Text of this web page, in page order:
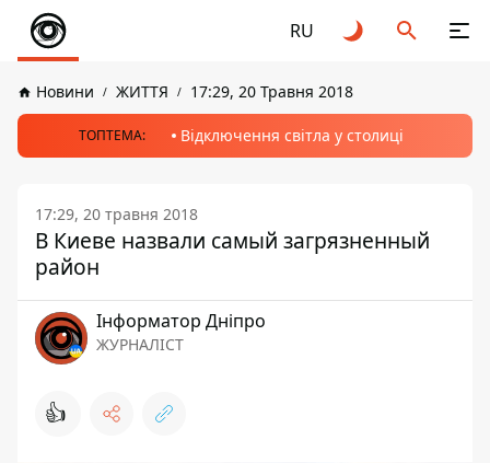
RU
Новини ЖИТТЯ 17:29, 20 Травня 2018
ТОПТЕМА: Відключення світла у столиці
17:29, 20 травня 2018
В Киеве назвали самый загрязненный
район
Інформатор Дніпро
ЖУРНАЛІСТ
👍